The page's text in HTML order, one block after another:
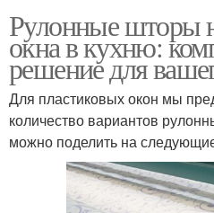
Рулонные шторы
окна в кухню:
решение для
Для пластиковых окон мы
количество вариантов
можно поделить на